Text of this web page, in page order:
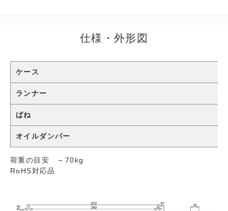
仕様・外形図
ケース
ランナー
ばね
オイルダンパー
荷重の目安 ～70kg
RoHS対応品